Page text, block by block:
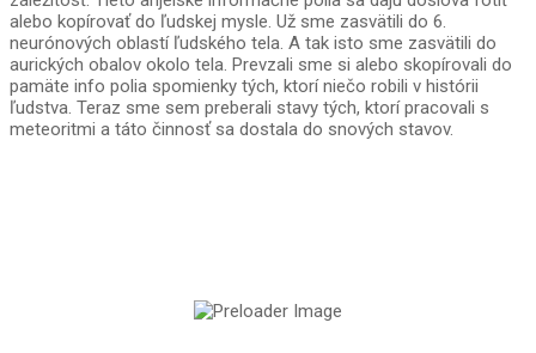
alebo kopírovať do ľudskej mysle. Už sme zasvätili do 6.
neurónových oblastí ľudského tela. A tak isto sme zasvätili do
aurických obalov okolo tela. Prevzali sme si alebo skopírovali do
pamäte info polia spomienky tých, ktorí niečo robili v histórii
ľudstva. Teraz sme sem preberali stavy tých, ktorí pracovali s
meteoritmi a táto činnosť sa dostala do snových stavov.